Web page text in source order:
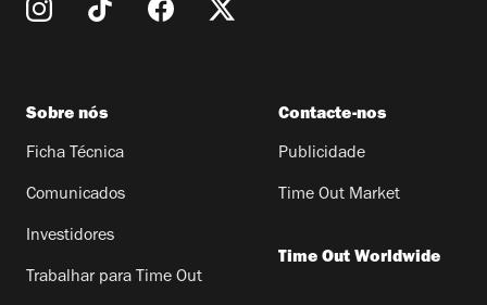
Sobre nós
Ficha Técnica
Comunicados
Investidores
Trabalhar para Time Out
Contacte-nos
Publicidade
Time Out Market
Time Out Worldwide